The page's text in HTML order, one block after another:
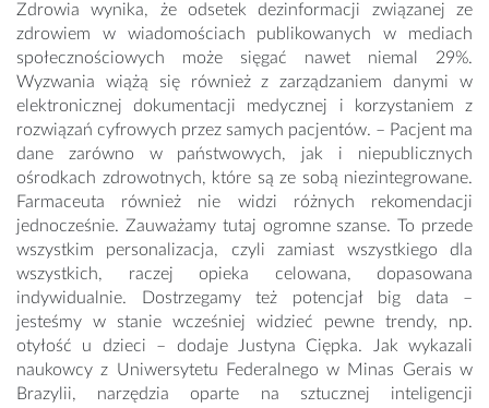
Zdrowia wynika, że odsetek dezinformacji związanej ze
zdrowiem w wiadomościach publikowanych w mediach
społecznościowych może sięgać nawet niemal 29%.
Wyzwania wiążą się również z zarządzaniem danymi w
elektronicznej dokumentacji medycznej i korzystaniem z
rozwiązań cyfrowych przez samych pacjentów. – Pacjent ma
dane zarówno w państwowych, jak i niepublicznych
ośrodkach zdrowotnych, które są ze sobą niezintegrowane.
Farmaceuta również nie widzi różnych rekomendacji
jednocześnie. Zauważamy tutaj ogromne szanse. To przede
wszystkim personalizacja, czyli zamiast wszystkiego dla
wszystkich, raczej opieka celowana, dopasowana
indywidualnie. Dostrzegamy też potencjał big data –
jesteśmy w stanie wcześniej widzieć pewne trendy, np.
otyłość u dzieci – dodaje Justyna Ciępka. Jak wykazali
naukowcy z Uniwersytetu Federalnego w Minas Gerais w
Brazylii, narzędzia oparte na sztucznej inteligencji